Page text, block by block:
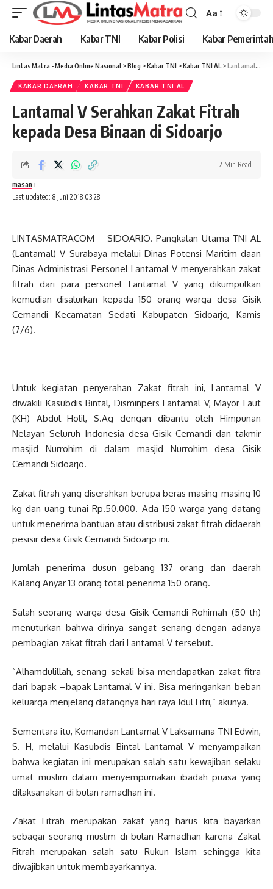
Font
Resizer
Aa
Kabar Daerah Kabar TNI Kabar Polisi Kabar
Lintas Matra - Media Online Nasional >Blog >Kabar TNI >Kabar TNI AL >Lantamal V Serahkan Zakat Fitrah kepada Desa Binaan di Sidoarjo
KABAR DAERAH KABAR TNI KABAR TNI AL
Lantamal V Serahkan Zakat Fitrah
kepada Desa Binaan di Sidoarjo
Last updated: 8 Juni 2018 03:28
masan
2 Min Read
LINTASMATRACOM – SIDOARJO. Pangkalan Utama TNI AL
(Lantamal) V Surabaya melalui Dinas Potensi Maritim daan
Dinas Administrasi Personel Lantamal V menyerahkan zakat
fitrah dari para personel Lantamal V yang dikumpulkan
kemudian disalurkan kepada 150 orang warga desa Gisik
Cemandi Kecamatan Sedati Kabupaten Sidoarjo, Kamis
(7/6).
Untuk kegiatan penyerahan Zakat fitrah ini, Lantamal V
diwakili Kasubdis Bintal, Disminpers Lantamal V, Mayor Laut
(KH) Abdul Holil, S.Ag dengan dibantu oleh Himpunan
Nelayan Seluruh Indonesia desa Gisik Cemandi dan takmir
masjid Nurrohim di dalam masjid Nurrohim desa Gisik
Cemandi Sidoarjo.
Zakat fitrah yang diserahkan berupa beras masing-masing 10
kg dan uang tunai Rp.50.000. Ada 150 warga yang datang
untuk menerima bantuan atau distribusi zakat fitrah didaerah
pesisir desa Gisik Cemandi Sidoarjo ini.
Jumlah penerima dusun gebang 137 orang dan daerah
Kalang Anyar 13 orang total penerima 150 orang.
Salah seorang warga desa Gisik Cemandi Rohimah (50 th)
menuturkan bahwa dirinya sangat senang dengan adanya
pembagian zakat fitrah dari Lantamal V tersebut.
“Alhamdulillah, senang sekali bisa mendapatkan zakat fitra
dari bapak –bapak Lantamal V ini. Bisa meringankan beban
keluarga menjelang datangnya hari raya Idul Fitri,” akunya.
Sementara itu, Komandan Lantamal V Laksamana TNI Edwin,
S. H, melalui Kasubdis Bintal Lantamal V menyampaikan
bahwa kegiatan ini merupakan salah satu kewajiban selaku
umat muslim dalam menyempurnakan ibadah puasa yang
dilaksanakan di bulan ramadhan ini.
Zakat Fitrah merupakan zakat yang harus kita bayarkan
sebagai seorang muslim di bulan Ramadhan karena Zakat
Fitrah merupakan salah satu Rukun Islam sehingga kita
diwajibkan untuk membayarkannya.